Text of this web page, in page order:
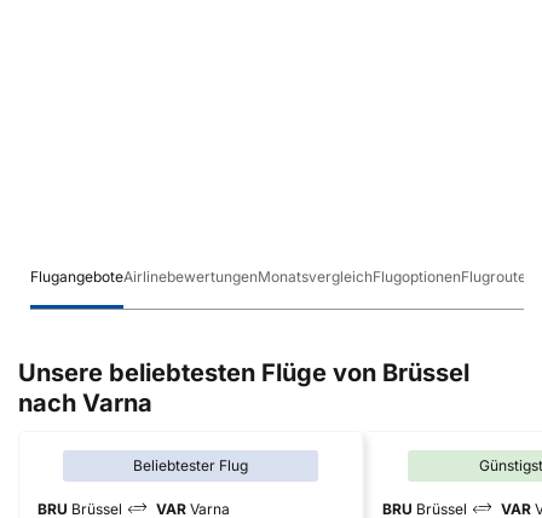
FlugangeboteAirlinebewertungenMonatsvergleichFlugoptionenFlugrouten
Unsere beliebtesten Flüge von Brüssel
nach Varna
Beliebtester Flug
BRU Brüssel VAR Varna
BRU Brüssel VAR